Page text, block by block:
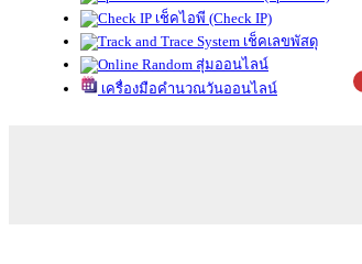
เช็คไอพี (Check IP)
เช็คเลขพัสดุ
สุ่มออนไลน์
เครื่องมือคำนวณวันออนไลน์